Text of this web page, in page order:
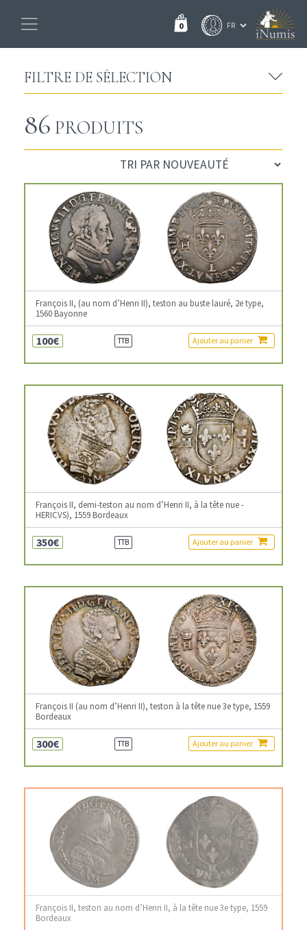
0
FILTRE DE SÉLECTION
86 PRODUITS
François II, (au nom d’Henri II), teston au buste lauré, 2e type,
1560 Bayonne
100€ TTB Ajouter au panier
François II, demi-teston au nom d’Henri II, à la tête nue -
HERICVS), 1559 Bordeaux
350€ TTB Ajouter au panier
François II (au nom d’Henri II), teston à la tête nue 3e type, 1559
Bordeaux
300€ TTB Ajouter au panier
François II, teston au nom d’Henri II, à la tête nue 3e type, 1559
Bordeaux